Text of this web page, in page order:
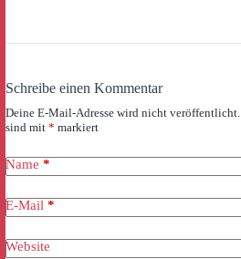
Schreibe einen Kommentar
Deine E-Mail-Adresse wird nicht veröffentlicht.
sind mit * markiert
Name *
E-Mail *
Website